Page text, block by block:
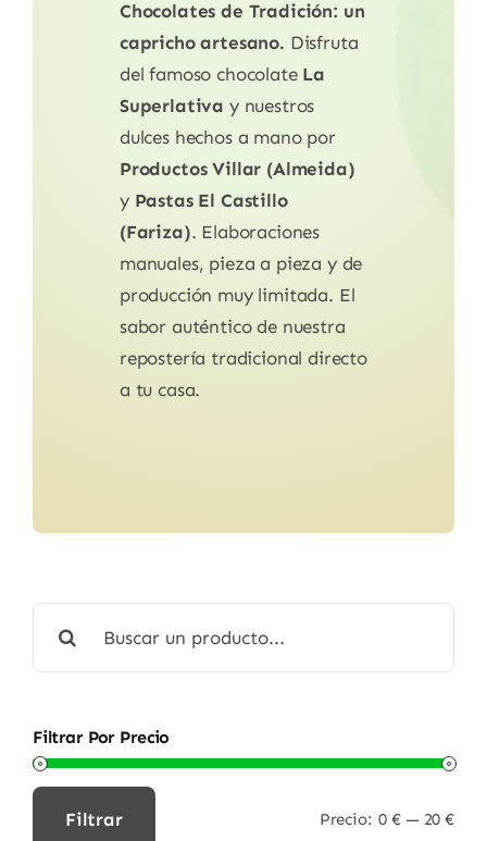
Chocolates de Tradición: un
capricho artesano. Disfruta
del famoso chocolate La
Superlativa y nuestros
dulces hechos a mano por
Productos Villar (Almeida)
y Pastas El Castillo
(Fariza). Elaboraciones
manuales, pieza a pieza y de
producción muy limitada. El
sabor auténtico de nuestra
repostería tradicional directo
a tu casa.
Filtrar Por Precio
Filtrar Precio: 0 € — 20 €